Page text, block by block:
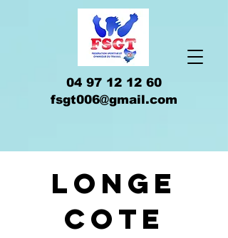
04 97 12 12 60
fsgt006@gmail.com
longe
cote